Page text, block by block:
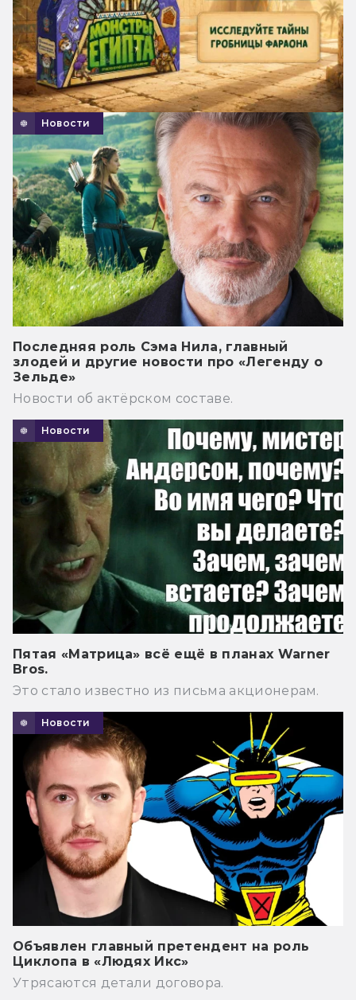
Новости
Последняя роль Сэма Нила, главный
злодей и другие новости про «Легенду о
Зельде»
Новости об актёрском составе.
Новости
Пятая «Матрица» всё ещё в планах Warner
Bros.
Это стало известно из письма акционерам.
Новости
Объявлен главный претендент на роль
Циклопа в «Людях Икс»
Утрясаются детали договора.